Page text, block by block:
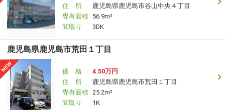
住 所
鹿児島県鹿児島市谷山中央４丁目
専有面積 56.9m²
間取り
3DK
鹿児島県鹿児島市荒田１丁目
価 格
4.50万円
住 所
鹿児島県鹿児島市荒田１丁目
専有面積 25.2m²
間取り
1K